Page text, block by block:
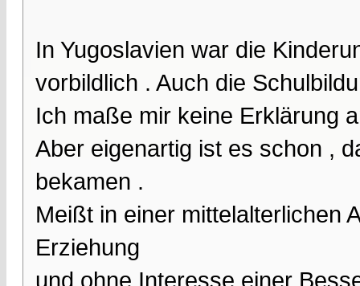
In Yugoslavien war die
vorbildlich . Auch die
Ich maße mir keine Erklärung
Aber eigenartig ist es schon ,
bekamen .
Meißt in einer mittelalterlichen
Erziehung
und ohne Interesse einer